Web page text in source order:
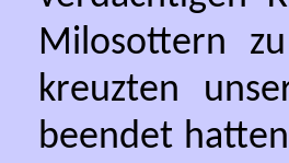
Milosottern
kreuzten
beendet